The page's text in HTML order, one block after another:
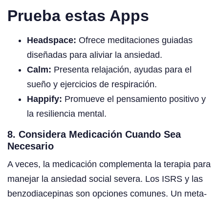
Prueba estas Apps
Headspace: Ofrece meditaciones guiadas
diseñadas para aliviar la ansiedad.
Calm: Presenta relajación, ayudas para el
sueño y ejercicios de respiración.
Happify: Promueve el pensamiento positivo y
la resiliencia mental.
8. Considera Medicación Cuando Sea
Necesario
A veces, la medicación complementa la terapia para
manejar la ansiedad social severa. Los ISRS y las
benzodiacepinas son opciones comunes. Un meta-